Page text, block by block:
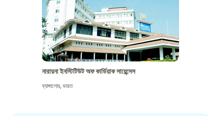
নারায়না ইনস্টিটিউট অফ কার্ডিয়াক সায়েন্সেস
ব্যাঙ্গালোর,ভারত